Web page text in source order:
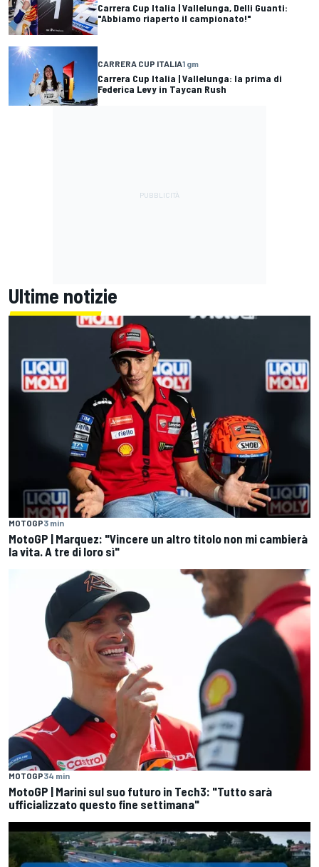
Carrera Cup Italia | Vallelunga, Delli Guanti:
"Abbiamo riaperto il campionato!"
CARRERA CUP ITALIA1 gm
Carrera Cup Italia | Vallelunga: la prima di
Federica Levy in Taycan Rush
Ultime notizie
MOTOGP3 min
MotoGP | Marquez: "Vincere un altro titolo non mi cambierà
la vita. A tre di loro sì"
MOTOGP34 min
MotoGP | Marini sul suo futuro in Tech3: "Tutto sarà
ufficializzato questo fine settimana"